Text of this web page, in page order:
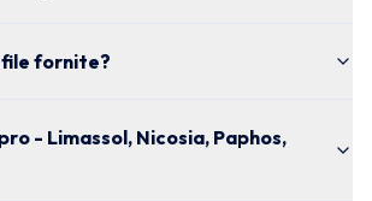
fornite?
- Limassol, Nicosia, Paphos,